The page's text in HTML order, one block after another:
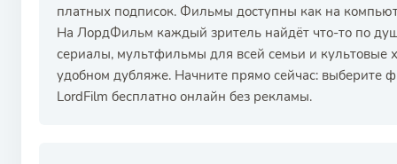
платных подписок. Фильмы доступны как на
На ЛордФильм каждый зритель найдёт что-то по
сериалы, мультфильмы для всей семьи и культовые
удобном дубляже. Начните прямо сейчас: выберите
LordFilm бесплатно онлайн без рекламы.